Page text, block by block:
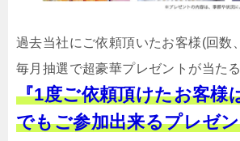
過去当社にご依頼頂いたお客様(回数
毎月抽選で超豪華プレゼントが当た
『1度ご依頼頂けたお客様
でもご参加出来るプレゼ